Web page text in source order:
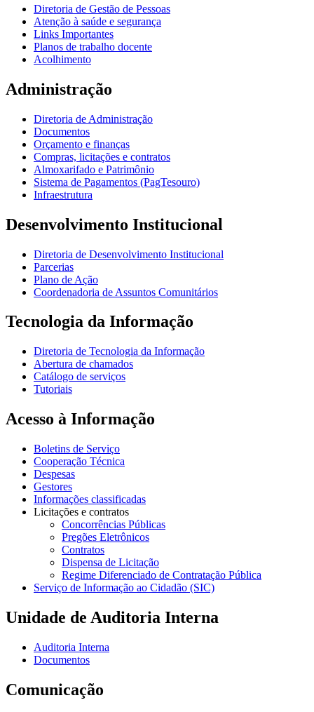
Diretoria de Gestão de Pessoas
Atenção à saúde e segurança
Links Importantes
Planos de trabalho docente
Acolhimento
Administração
Diretoria de Administração
Documentos
Orçamento e finanças
Compras, licitações e contratos
Almoxarifado e Patrimônio
Sistema de Pagamentos (PagTesouro)
Infraestrutura
Desenvolvimento Institucional
Diretoria de Desenvolvimento Institucional
Parcerias
Plano de Ação
Coordenadoria de Assuntos Comunitários
Tecnologia da Informação
Diretoria de Tecnologia da Informação
Abertura de chamados
Catálogo de serviços
Tutoriais
Acesso à Informação
Boletins de Serviço
Cooperação Técnica
Despesas
Gestores
Informações classificadas
Licitações e contratos
Concorrências Públicas
Pregões Eletrônicos
Contratos
Dispensa de Licitação
Regime Diferenciado de Contratação Pública
Serviço de Informação ao Cidadão (SIC)
Unidade de Auditoria Interna
Auditoria Interna
Documentos
Comunicação